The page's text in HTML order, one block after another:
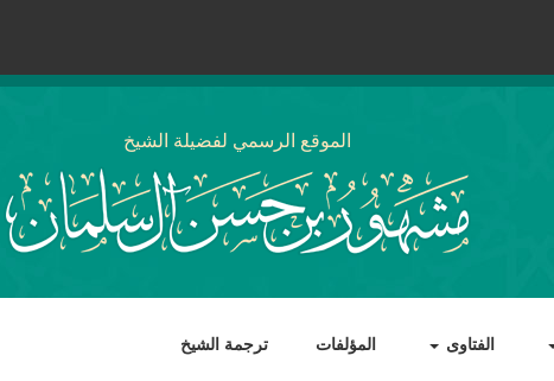
الموقع الرسمي لفضيلة الشيخ
الفتاوى المؤلفات ترجمة الشيخ